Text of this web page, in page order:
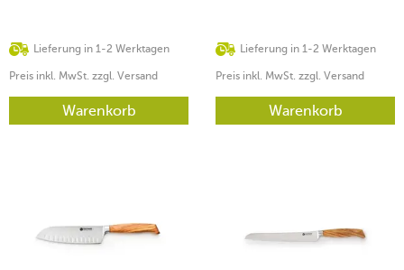
Lieferung in 1-2 Werktagen
Preis inkl. MwSt. zzgl. Versand
Warenkorb
Lieferung in 1-2 Werktagen
Preis inkl. MwSt. zzgl. Versand
Warenkorb